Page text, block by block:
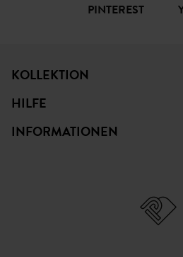
PINTEREST
KOLLEKTION
HILFE
INFORMATIONEN